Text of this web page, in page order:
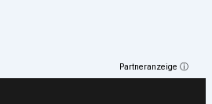
Partneranzeige ⓘ